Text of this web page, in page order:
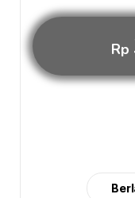
Rp